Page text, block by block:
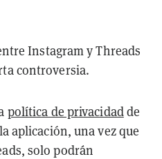
Instagram y Threads
controversia.
política de privacidadde
aplicación, una vez que
solo podrán